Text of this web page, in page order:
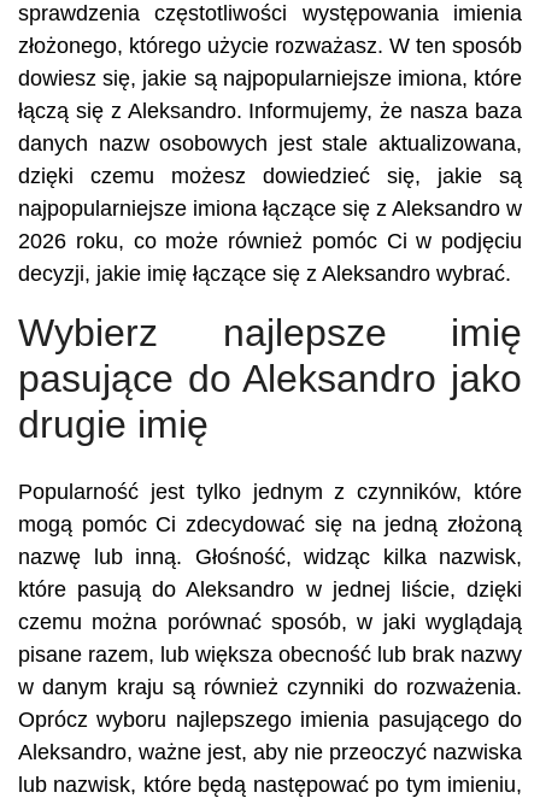
sprawdzenia częstotliwości występowania imienia
złożonego, którego użycie rozważasz. W ten sposób
dowiesz się, jakie są najpopularniejsze imiona, które
łączą się z Aleksandro. Informujemy, że nasza baza
danych nazw osobowych jest stale aktualizowana,
dzięki czemu możesz dowiedzieć się, jakie są
najpopularniejsze imiona łączące się z Aleksandro w
2026 roku, co może również pomóc Ci w podjęciu
decyzji, jakie imię łączące się z Aleksandro wybrać.
Wybierz najlepsze imię
pasujące do Aleksandro jako
drugie imię
Popularność jest tylko jednym z czynników, które
mogą pomóc Ci zdecydować się na jedną złożoną
nazwę lub inną. Głośność, widząc kilka nazwisk,
które pasują do Aleksandro w jednej liście, dzięki
czemu można porównać sposób, w jaki wyglądają
pisane razem, lub większa obecność lub brak nazwy
w danym kraju są również czynniki do rozważenia.
Oprócz wyboru najlepszego imienia pasującego do
Aleksandro, ważne jest, aby nie przeoczyć nazwiska
lub nazwisk, które będą następować po tym imieniu,